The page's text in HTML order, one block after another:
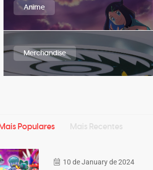
Anime
Merchandise
Populares Mais Recentes
10 de January de 2024